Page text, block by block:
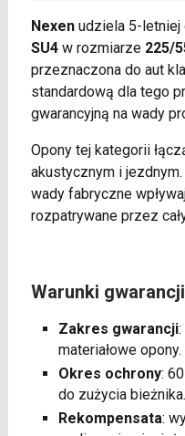
Nexenudziela 5-letniej
SU4w rozmiarze 225/
przeznaczona do aut
standardową dla tego
gwarancyjną na wady
Opony tej kategorii
akustycznym i
wady fabryczne
rozpatrywane przez
Warunki
Zakres gwarancji
materiałowe opony.
Okres ochrony:
do zużycia bieżnika.
Rekompensata: